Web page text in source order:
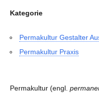
Kategorie
Permakultur Gestalter
Permakultur Praxis
Permakultur (engl.